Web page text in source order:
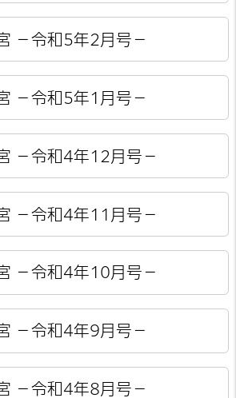
－令和5年2月号－
－令和5年1月号－
－令和4年12月号－
－令和4年11月号－
－令和4年10月号－
－令和4年9月号－
－令和4年8月号－